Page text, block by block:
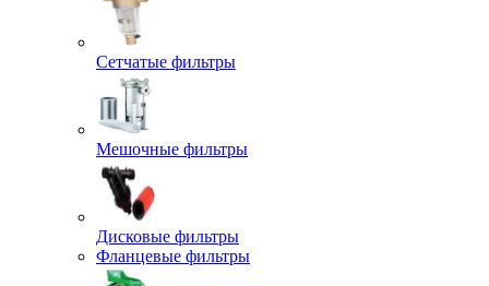
Сетчатые фильтры
Мешочные фильтры
Дисковые фильтры
Фланцевые фильтры